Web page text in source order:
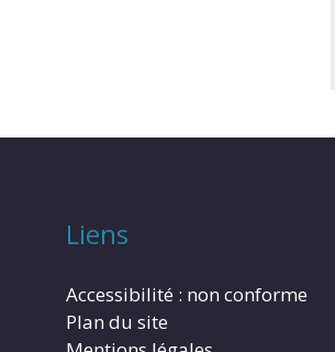
Liens
Accessibilité : non conforme
Plan du site